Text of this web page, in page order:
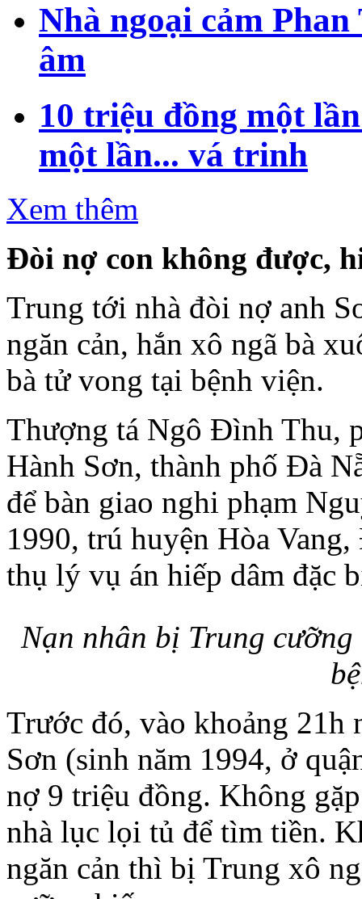
Nhà ngoại cảm
âm
10 triệu đồng một
một lần... vá trinh
Xem thêm
Đòi nợ con không được,
Trung tới nhà đòi nợ anh
ngăn cản, hắn xô ngã bà
bà tử vong tại bệnh viện.
Thượng tá Ngô Đình Thu,
Hành Sơn, thành phố Đà
để bàn giao nghi phạm
1990, trú huyện Hòa
thụ lý vụ án hiếp dâm đặc
Nạn nhân bị Trung
Trước đó, vào khoảng 21h
Sơn (sinh năm 1994, ở
nợ 9 triệu đồng. Không
nhà lục lọi tủ để tìm tiền.
ngăn cản thì bị Trung xô